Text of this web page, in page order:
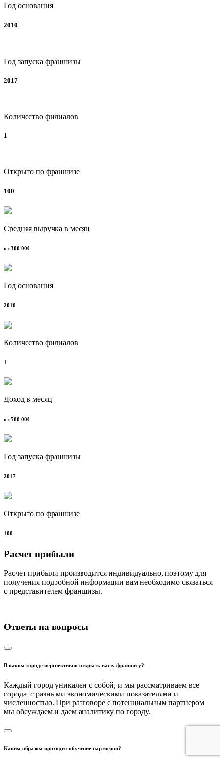
Год основания
2010
Год запуска франшизы
2017
Количество филиалов
1
Открыто по франшизе
100
Средняя выручка в месяц
от 300 000
Год основания
2010
Количество филиалов
1
Доход в месяц
от 500 000
Год запуска франшизы
2017
Открыто по франшизе
100
Расчет прибыли
Расчет прибыли производится индивидуально, поэтому для
получения подробной информации вам необходимо связаться
с представителем франшизы.
Ответы на вопросы
В каком городе перспективно открыть вашу франшизу?
Каждый город уникален с собой, и мы рассматриваем все
города, с разными экономическими показателями и
численностью. При разговоре с потенциальным партнером
мы обсуждаем и даем аналитику по городу.
Каким образом проходит обучение партнеров?